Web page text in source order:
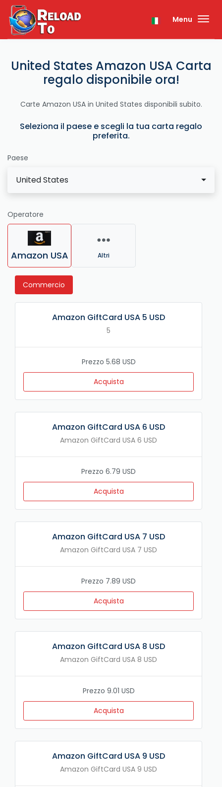
Menu
United States Amazon USA Carta
regalo disponibile ora!
Carte Amazon USA in United States disponibili subito.
Seleziona il paese e scegli la tua carta regalo
preferita.
Paese
United States
Operatore
Amazon USA Altri
Commercio
Amazon GiftCard USA 5 USD
5
Prezzo 5.68 USD
Acquista
Amazon GiftCard USA 6 USD
Amazon GiftCard USA 6 USD
Prezzo 6.79 USD
Acquista
Amazon GiftCard USA 7 USD
Amazon GiftCard USA 7 USD
Prezzo 7.89 USD
Acquista
Amazon GiftCard USA 8 USD
Amazon GiftCard USA 8 USD
Prezzo 9.01 USD
Acquista
Amazon GiftCard USA 9 USD
Amazon GiftCard USA 9 USD